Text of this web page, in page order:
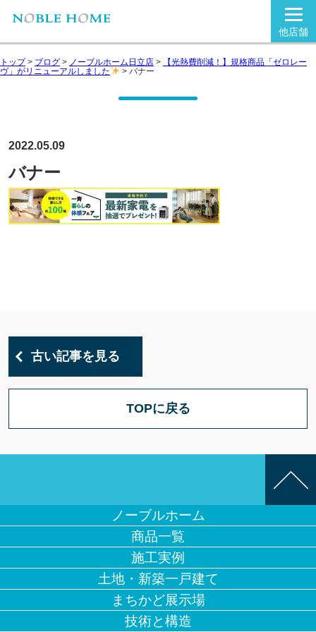
他店舗
トップ> ブログ > ノーブルホーム日立店 >
【光熱費削減！】規格商品「ゼロレー
ヴ」がリニューアルしました
> バナー
2022.05.09
バナー
古い記事を見る
TOPに戻る
ノーブルホーム
商品一覧
施工実例
土地・新築一戸建て
まちかど展示場
技術と構造